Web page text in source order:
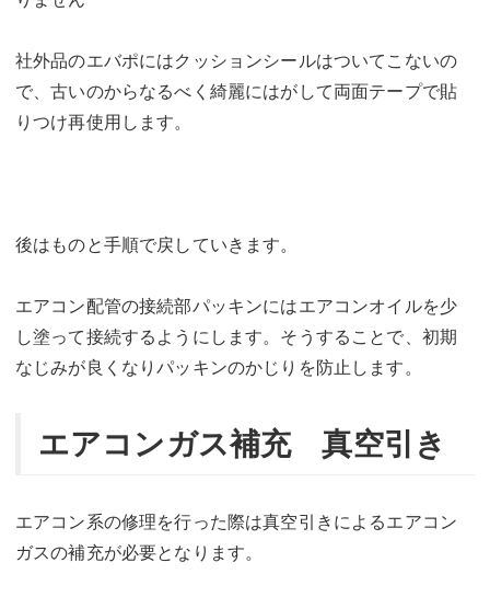
社外品のエバポにはクッションシールはついてこないの
で、古いのからなるべく綺麗にはがして両面テープで貼
りつけ再使用します。
後はものと手順で戻していきます。
エアコン配管の接続部パッキンにはエアコンオイルを少
し塗って接続するようにします。そうすることで、初期
なじみが良くなりパッキンのかじりを防止します。
エアコンガス補充 真空引き
エアコン系の修理を行った際は真空引きによるエアコン
ガスの補充が必要となります。